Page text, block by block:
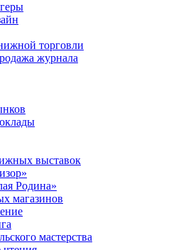
торговли
журнала
выставок
Родина»
магазинов
мастерства